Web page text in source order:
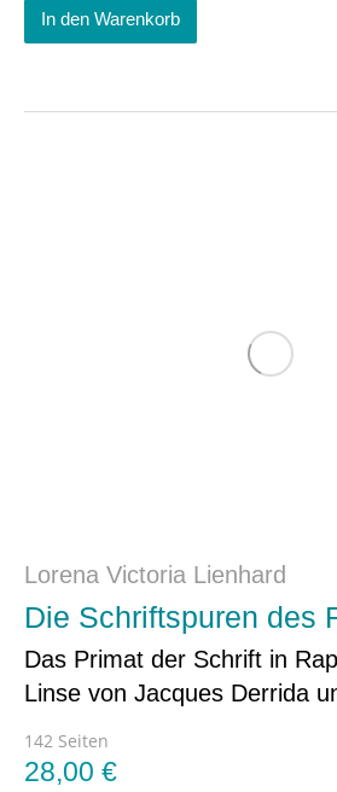
In den Warenkorb
Lorena Victoria Lienhard
Die Schriftspuren des
Das Primat der Schrift in
Linse von Jacques Derrida
142 Seiten
28,00 €